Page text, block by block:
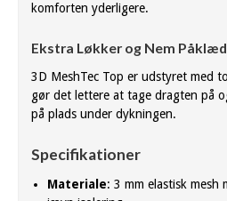
komforten yderligere.
Ekstra Løkker og Nem
3D MeshTec Top er udstyret med
gør det lettere at tage dragten på
på plads under dykningen.
Specifikationer
Materiale: 3 mm elastisk